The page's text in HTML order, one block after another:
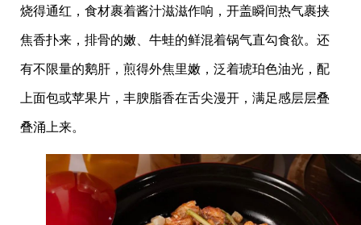
烧得通红，食材裹着酱汁滋滋作响，开盖瞬间热气裹挟
焦香扑来，排骨的嫩、牛蛙的鲜混着锅气直勾食欲。还
有不限量的鹅肝，煎得外焦里嫩，泛着琥珀色油光，配
上面包或苹果片，丰腴脂香在舌尖漫开，满足感层层叠
叠涌上来。